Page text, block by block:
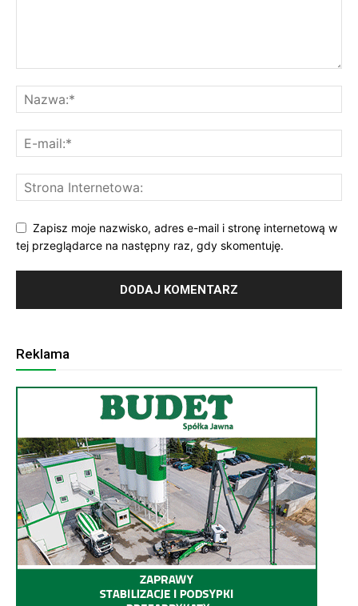
Zapisz moje nazwisko, adres e-mail i stronę internetową w
tej przeglądarce na następny raz, gdy skomentuję.
Reklama